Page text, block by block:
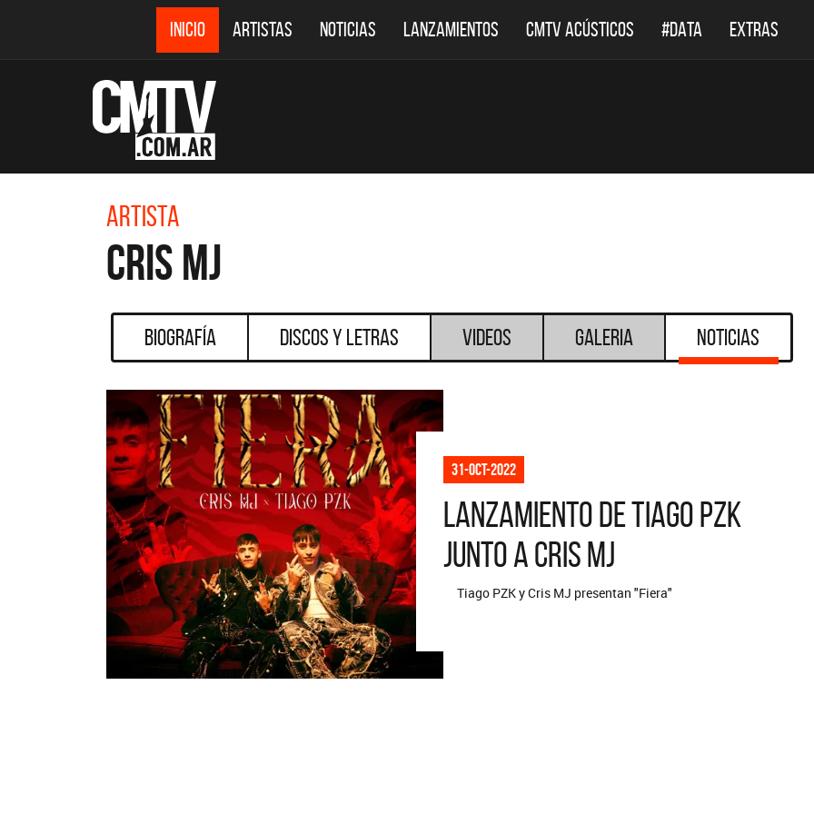
INICIO ARTISTAS NOTICIAS LANZAMIENTOS CMTV ACÚSTICOS #DATA EXTRAS
Artista
Cris Mj
Biografía Discos y Letras Videos Galeria Noticias
31-oct-2022
Lanzamiento de Tiago PZK
junto a Cris MJ
Tiago PZK y Cris MJ presentan "Fiera"
DESTACADOS
CMTV ACÚSTICOS
Acústicos. Todos los meses se suman
nuevos artistas.